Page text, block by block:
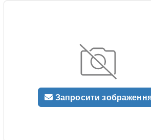
Запросити